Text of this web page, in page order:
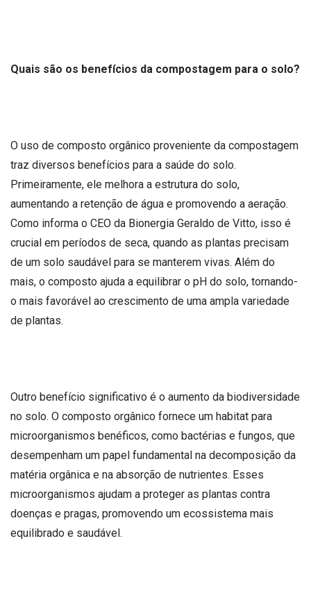
Quais são os benefícios da compostagem para o solo?
O uso de composto orgânico proveniente da compostagem
traz diversos benefícios para a saúde do solo.
Primeiramente, ele melhora a estrutura do solo,
aumentando a retenção de água e promovendo a aeração.
Como informa o CEO da Bionergia Geraldo de Vitto, isso é
crucial em períodos de seca, quando as plantas precisam
de um solo saudável para se manterem vivas. Além do
mais, o composto ajuda a equilibrar o pH do solo, tornando-
o mais favorável ao crescimento de uma ampla variedade
de plantas.
Outro benefício significativo é o aumento da biodiversidade
no solo. O composto orgânico fornece um habitat para
microorganismos benéficos, como bactérias e fungos, que
desempenham um papel fundamental na decomposição da
matéria orgânica e na absorção de nutrientes. Esses
microorganismos ajudam a proteger as plantas contra
doenças e pragas, promovendo um ecossistema mais
equilibrado e saudável.